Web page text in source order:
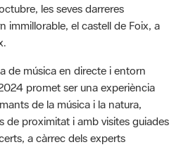
de música en directe i entorn
promet ser una experiència
de la música i la natura,
proximitat i amb visites guiades
a càrrec dels experts
Records